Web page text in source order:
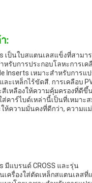
:
เป็นใบสแตนเลสแข็งที่สาม
หรับการประกอบโลหะการเค
Inserts เหมาะสําหรับการแ
ละเหล็กไร้ขัดสี. การเคลือบ
เหลืองให้ความคุ้มครองที่ดีขึ้
คาร์ไบด์เหล่านี้เป็นที่เหมาะ
ให้ความมั่นคงที่ดีกว่า, ความแ
มีแบรนด์ CROSS และรุ่น
เครื่องใส่ตัดเหล็กสแตนเลสที่